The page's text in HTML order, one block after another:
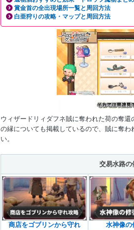
賞金首の全出現場所一覧と周回方法
白亜狩りの攻略・マップと周回方法
ウィザードリィダフネ賊に奪われた荷の奪
の縁についても掲載しているので、賊に奪
い。
交易水路の
商店をゴブリンから守れ 水神像の